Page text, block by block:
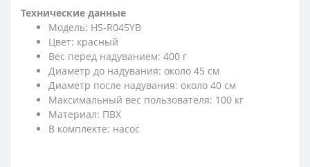
Технические данные
Модель: HS-R045YB
Цвет: красный
Вес перед надуванием: 400 г
Диаметр до надувания: около 45 см
Диаметр после надувания: около 40 см
Максимальный вес пользователя: 100 кг
Материал: ПВХ
В комплекте: насос